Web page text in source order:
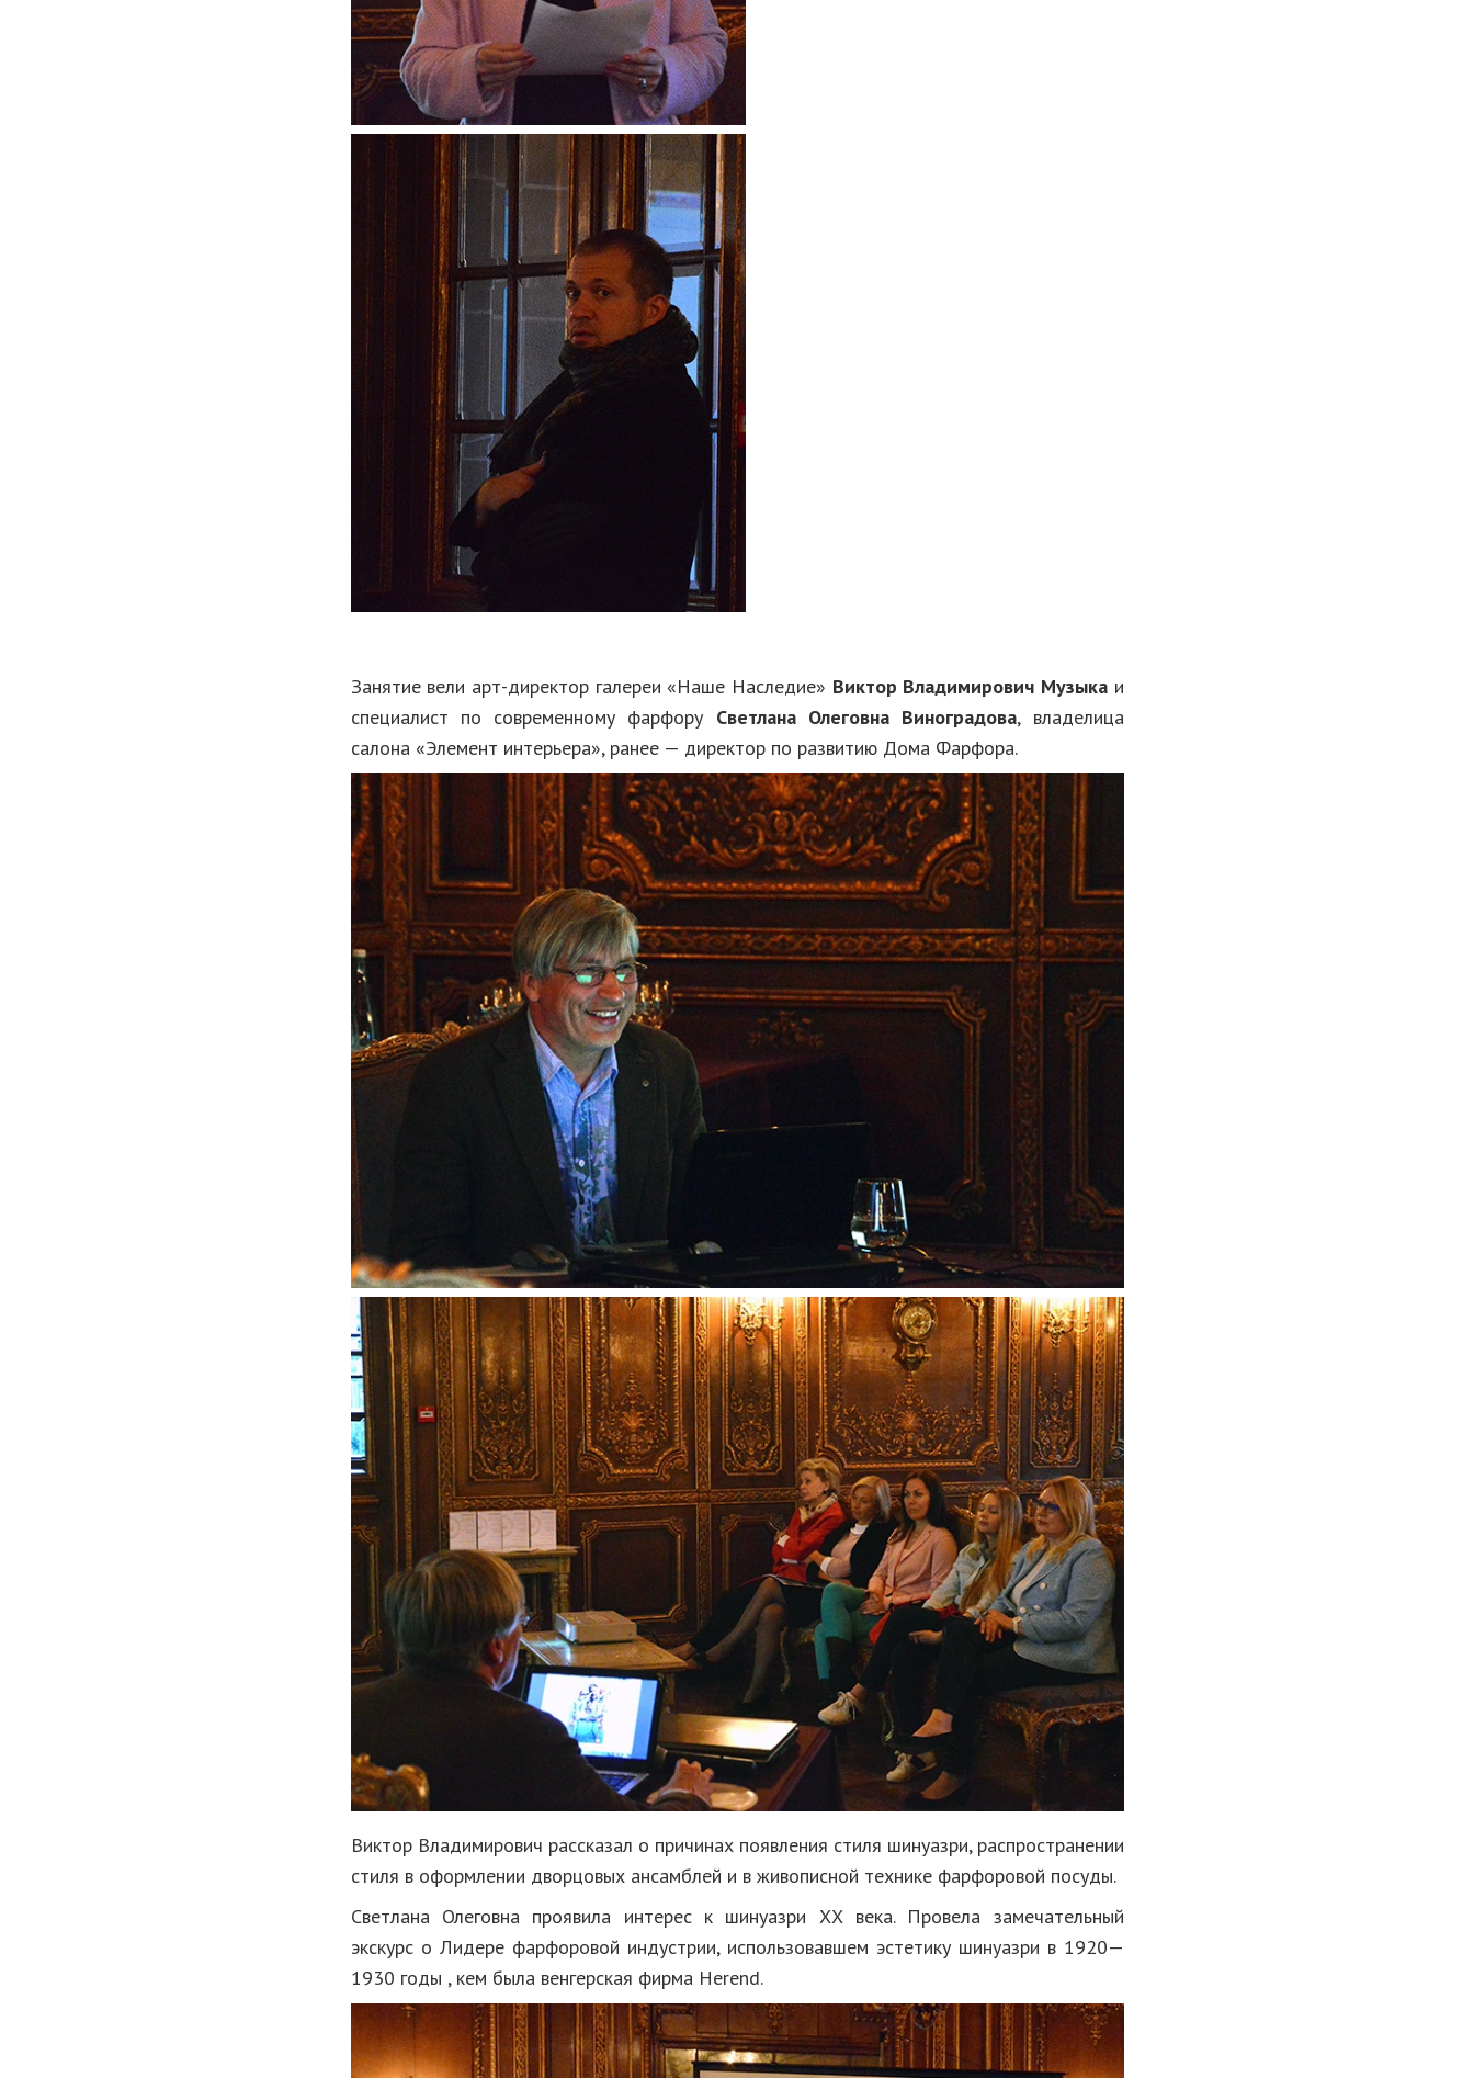
Занятие вели арт-директор галереи «Наше Наследие» Виктор Владимирович Музыкаи
специалист по современному фарфору Светлана Олеговна Виноградова, владелица
салона «Элемент интерьера», ранее — директор по развитию Дома Фарфора.
Виктор Владимирович рассказал о причинах появления стиля шинуазри, распространении
стиля в оформлении дворцовых ансамблей и в живописной технике фарфоровой посуды.
Светлана Олеговна проявила интерес к шинуазри ХХ века. Провела замечательный
экскурс о Лидере фарфоровой индустрии, использовавшем эстетику шинуазри в 1920—
1930 годы , кем была венгерская фирма Herend.